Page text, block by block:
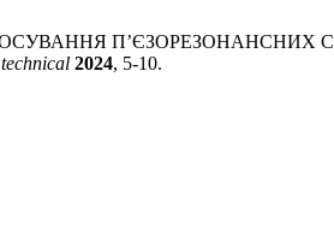
technical 2024, 5-10.